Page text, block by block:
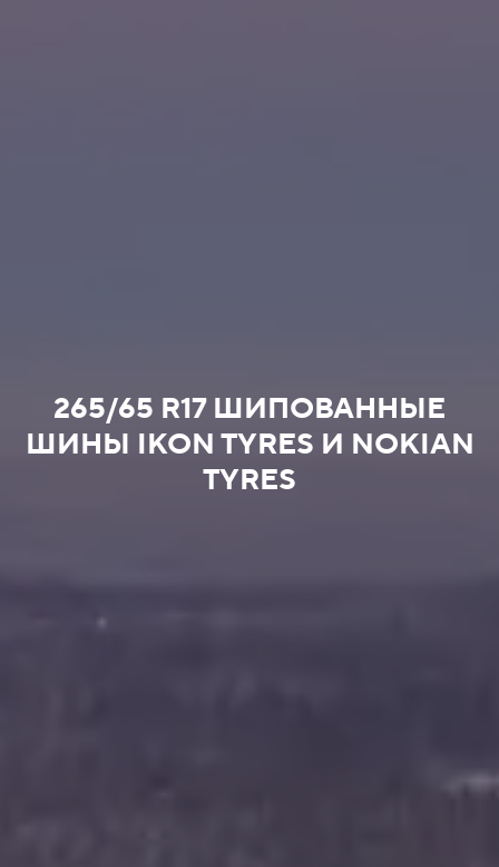
265/65 R17 ШИПОВАННЫЕ
ШИНЫ IKON TYRES И NOKIAN
TYRES